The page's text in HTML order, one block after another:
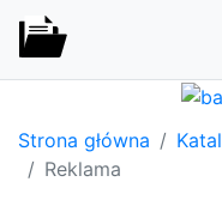
Strona główna
Reklama